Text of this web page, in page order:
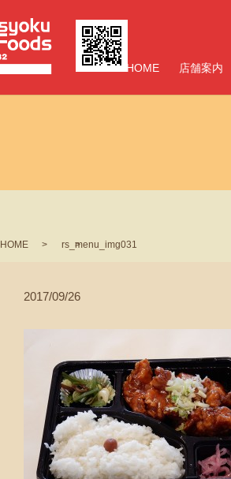
HOME
店舗案内
HOME rs_menu_img031
2017/09/26